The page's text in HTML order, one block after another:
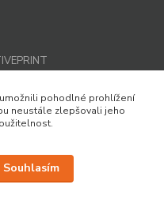
pohodlné prohlížení
neustále zlepšovali jeho
Souhlasím